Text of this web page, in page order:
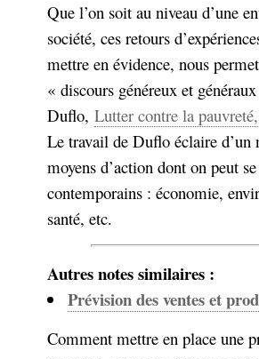
Que l’on soit au niveau d’une
société, ces retours
mettre en évidence, nous
« discours généreux et
Duflo, Lutter contre la
Le travail de Duflo éclaire d’un
moyens d’action dont on peut
contemporains : économie,
santé, etc.
Autres notes similaires :
Prévision des ventes et
Comment mettre en place une